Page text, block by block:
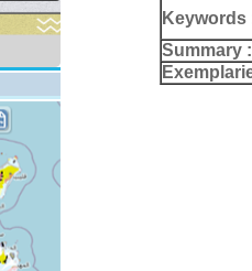
Keywords
Summary :